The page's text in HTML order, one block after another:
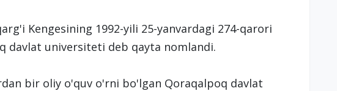
Kengesining 1992-yili 25-yanvardagi 274-qarori
davlat universiteti deb qayta nomlandi.
bir oliy o'quv o'rni bo'lgan Qoraqalpoq davlat